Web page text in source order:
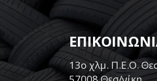
13ο χλμ. Π.Ε.Ο.